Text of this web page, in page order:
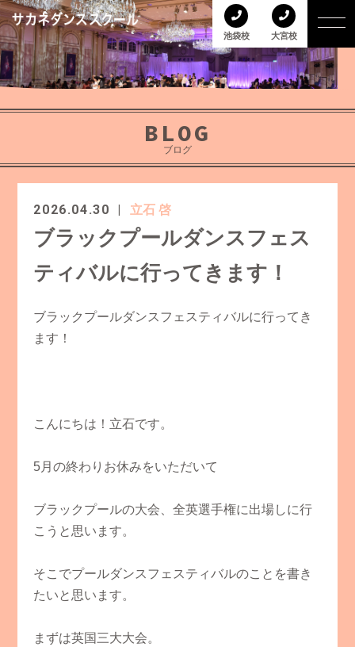
池袋校 大宮校
BLOG
ブログ
2026.04.30 立石 啓
ブラックプールダンスフェス
ティバルに行ってきます！
ブラックプールダンスフェスティバルに行ってき
ます！
こんにちは！立石です。
5月の終わりお休みをいただいて
ブラックプールの大会、全英選手権に出場しに行
こうと思います。
そこでプールダンスフェスティバルのことを書き
たいと思います。
まずは英国三大大会。